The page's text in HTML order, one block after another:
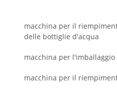
macchina per il
delle bottiglie d'acqua
macchina per
macchina per il